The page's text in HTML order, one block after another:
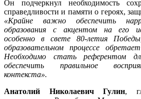
Он подчеркнул необходимость
справедливости и памяти о героях,
«Крайне важно обеспечить
образования с акцентом на его
особенно в свете 80-летия
образовательном процессе
Необходимо стать референтом
обеспечить правильное
контекста».
Анатолий Николаевич Гулин,